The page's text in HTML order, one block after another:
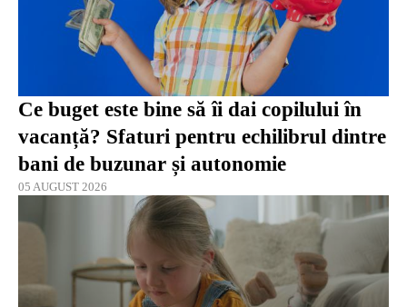
Ce buget este bine să îi dai copilului în
vacanță? Sfaturi pentru echilibrul dintre
bani de buzunar și autonomie
05 AUGUST 2026